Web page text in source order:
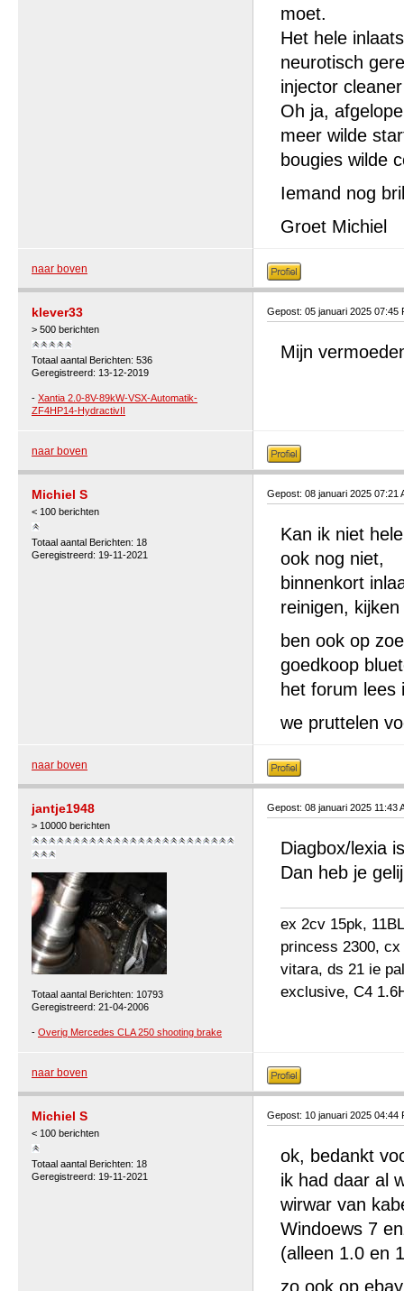
moet.
Het hele
neurotisch
injector
Oh ja,
meer wilde
bougies wilde
Iemand nog
Groet Michiel
naar boven
klever33
> 500 berichten
Totaal aantal Berichten: 536
Geregistreerd: 13-12-2019
- Xantia 2.0-8V-89kW-VSX-Automatik-
ZF4HP14-HydractivII
Gepost: 05 januari 2025 07:45
Mijn
naar boven
Michiel S
< 100 berichten
Totaal aantal Berichten: 18
Geregistreerd: 19-11-2021
Gepost: 08 januari 2025 07:21
Kan ik niet
ook nog niet,
binnenkort
reinigen,
ben ook op
goedkoop
het forum lees
we pruttelen
naar boven
jantje1948
> 10000 berichten
Totaal aantal Berichten: 10793
Geregistreerd: 21-04-2006
- Overig Mercedes CLA 250 shooting brake
Gepost: 08 januari 2025 11:43
Diagbox/lexia
Dan heb je
ex 2cv 15pk,
princess 2300,
vitara, ds 21 ie
exclusive, C4
naar boven
Michiel S
< 100 berichten
Totaal aantal Berichten: 18
Geregistreerd: 19-11-2021
Gepost: 10 januari 2025 04:44
ok, bedankt
ik had daar al
wirwar van
Windoews 7
(alleen 1.0 en
zo ook op